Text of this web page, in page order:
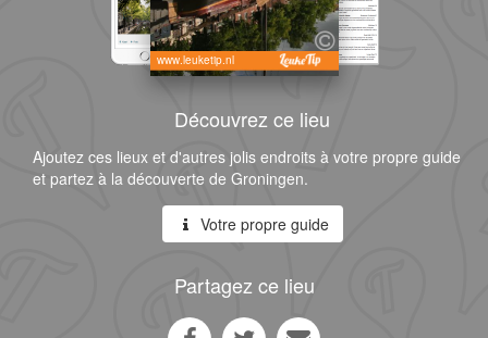
www.leuketip.nl
Découvrez ce lieu
Ajoutez ces lieux et d'autres jolis endroits à votre propre guide
et partez à la découverte de Groningen.
Votre propre guide
Partagez ce lieu